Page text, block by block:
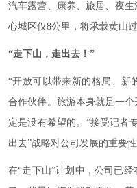
汽车露营、康养、旅居、夜
心城区仅8公里，将承载黄山
“走下山，走出去！”
“开放可以带来新的格局、新
合作伙伴。旅游本身就是一
定是没有希望的。”接受记者
出去”战略对公司发展的重要性
在“走下山”计划中，公司已